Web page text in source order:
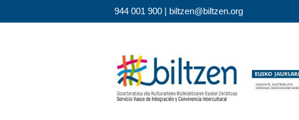
944 001 900 | biltzen@biltzen.org